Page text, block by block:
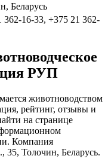
Беларусь
362-16-33, +375 21 362-
РУП
животноводством
рейтинг, отзывы и
на странице
Компания
35, Толочин, Беларусь.